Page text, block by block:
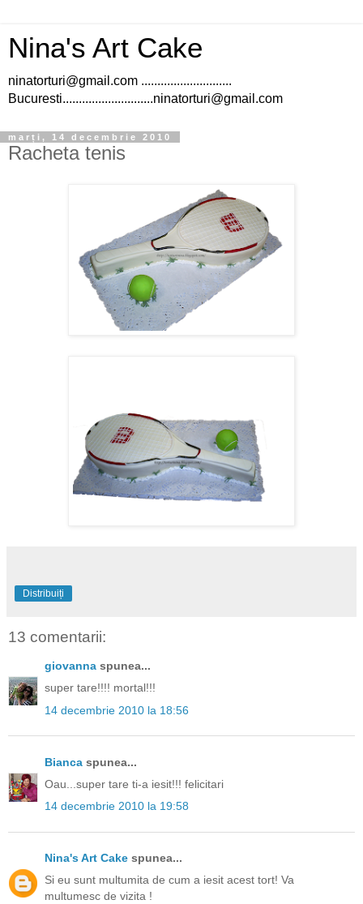
Nina's Art Cake
ninatorturi@gmail.com ............................
Bucuresti............................ninatorturi@gmail.com
marți, 14 decembrie 2010
Racheta tenis
Distribuiți
13 comentarii:
giovanna spunea...
super tare!!!! mortal!!!
14 decembrie 2010 la 18:56
Bianca spunea...
Oau...super tare ti-a iesit!!! felicitari
14 decembrie 2010 la 19:58
Nina's Art Cake spunea...
Si eu sunt multumita de cum a iesit acest tort! Va
multumesc de vizita !